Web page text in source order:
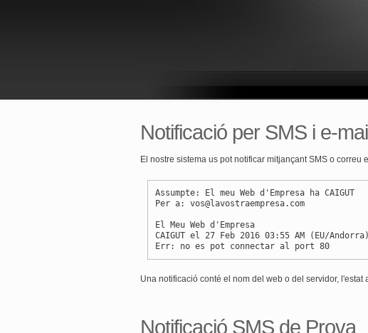
Notificació per SMS i e-
El nostre sistema us pot notificar mitjançant SMS o
Assumpte: El meu Web d'Empresa ha CAIGUT
Per a: vos@lavostraempresa.com
El Meu Web d'Empresa
CAIGUT el 27 Feb 2016 03:55 AM (EU/Andorra)
Err: no es pot connectar al port 80
Una notificació conté el nom del web o del servidor,
Notificació SMS de Prova